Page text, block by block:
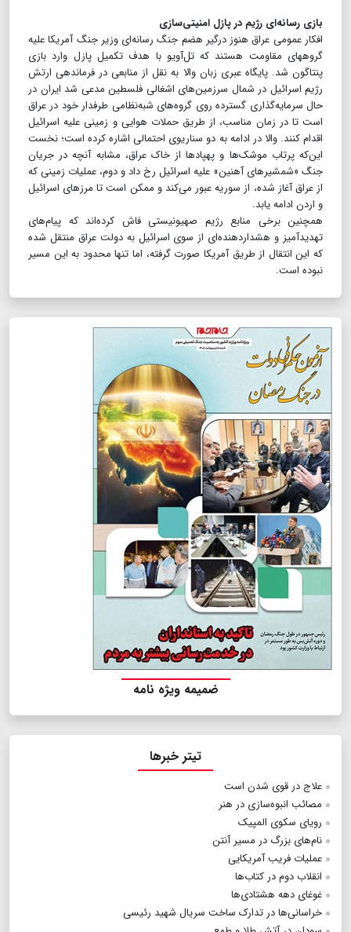
بازی رسانه‌‎ای رژیم در پازل امنیتی‌‎سازی
افکار عمومی عراق هنوز درگیر هضم جنگ رسانه‌‎ای وزیر جنگ آمریکا علیه
گروه‎های مقاومت هستند که تل‌‎آویو با هدف تکمیل پازل وارد بازی
پنتاگون شد. پایگاه عبری زبان والا به نقل از منابعی در فرماندهی ارتش
رژیم اسرائیل در شمال سرزمین‌های اشغالی فلسطین مدعی شد ایران در
حال سرمایه‌گذاری گسترده روی گروه‌های شبه‌نظامی طرفدار خود در عراق
است تا در زمان مناسب، از طریق حملات هوایی و زمینی علیه اسرائیل
اقدام کنند. والا در ادامه به دو سناریوی احتمالی اشاره کرده است؛ نخست
این‌که پرتاب موشک‌ها و پهپادها از خاک عراق، مشابه آنچه در جریان
جنگ «شمشیرهای آهنین» علیه اسرائیل رخ داد و دوم، عملیات زمینی که
از عراق آغاز شده، از سوریه عبور می‌کند و ممکن است تا مرزهای اسرائیل
و اردن ادامه یابد.
همچنین برخی منابع رژیم صهیونیستی فاش کرده‌اند که پیام‌های
تهدیدآمیز و هشداردهنده‌ای از سوی اسرائیل به دولت عراق منتقل شده
که این انتقال از طریق آمریکا صورت گرفته، اما تنها محدود به این مسیر
نبوده است.
ضمیمه ویژه نامه
تیتر خبرها
علاج در قوی شدن است
مصائب انبوه‌سازی در هنر
رویای سکوی المپیک
نام‌های بزرگ در مسیر آنتن
عملیات فریب آمریکایی
انقلاب دوم در کتاب‌ها
غوغای دهه هشتادی‌ها
خراسانی‌ها در تدارک ساخت سریال شهید رئیسی